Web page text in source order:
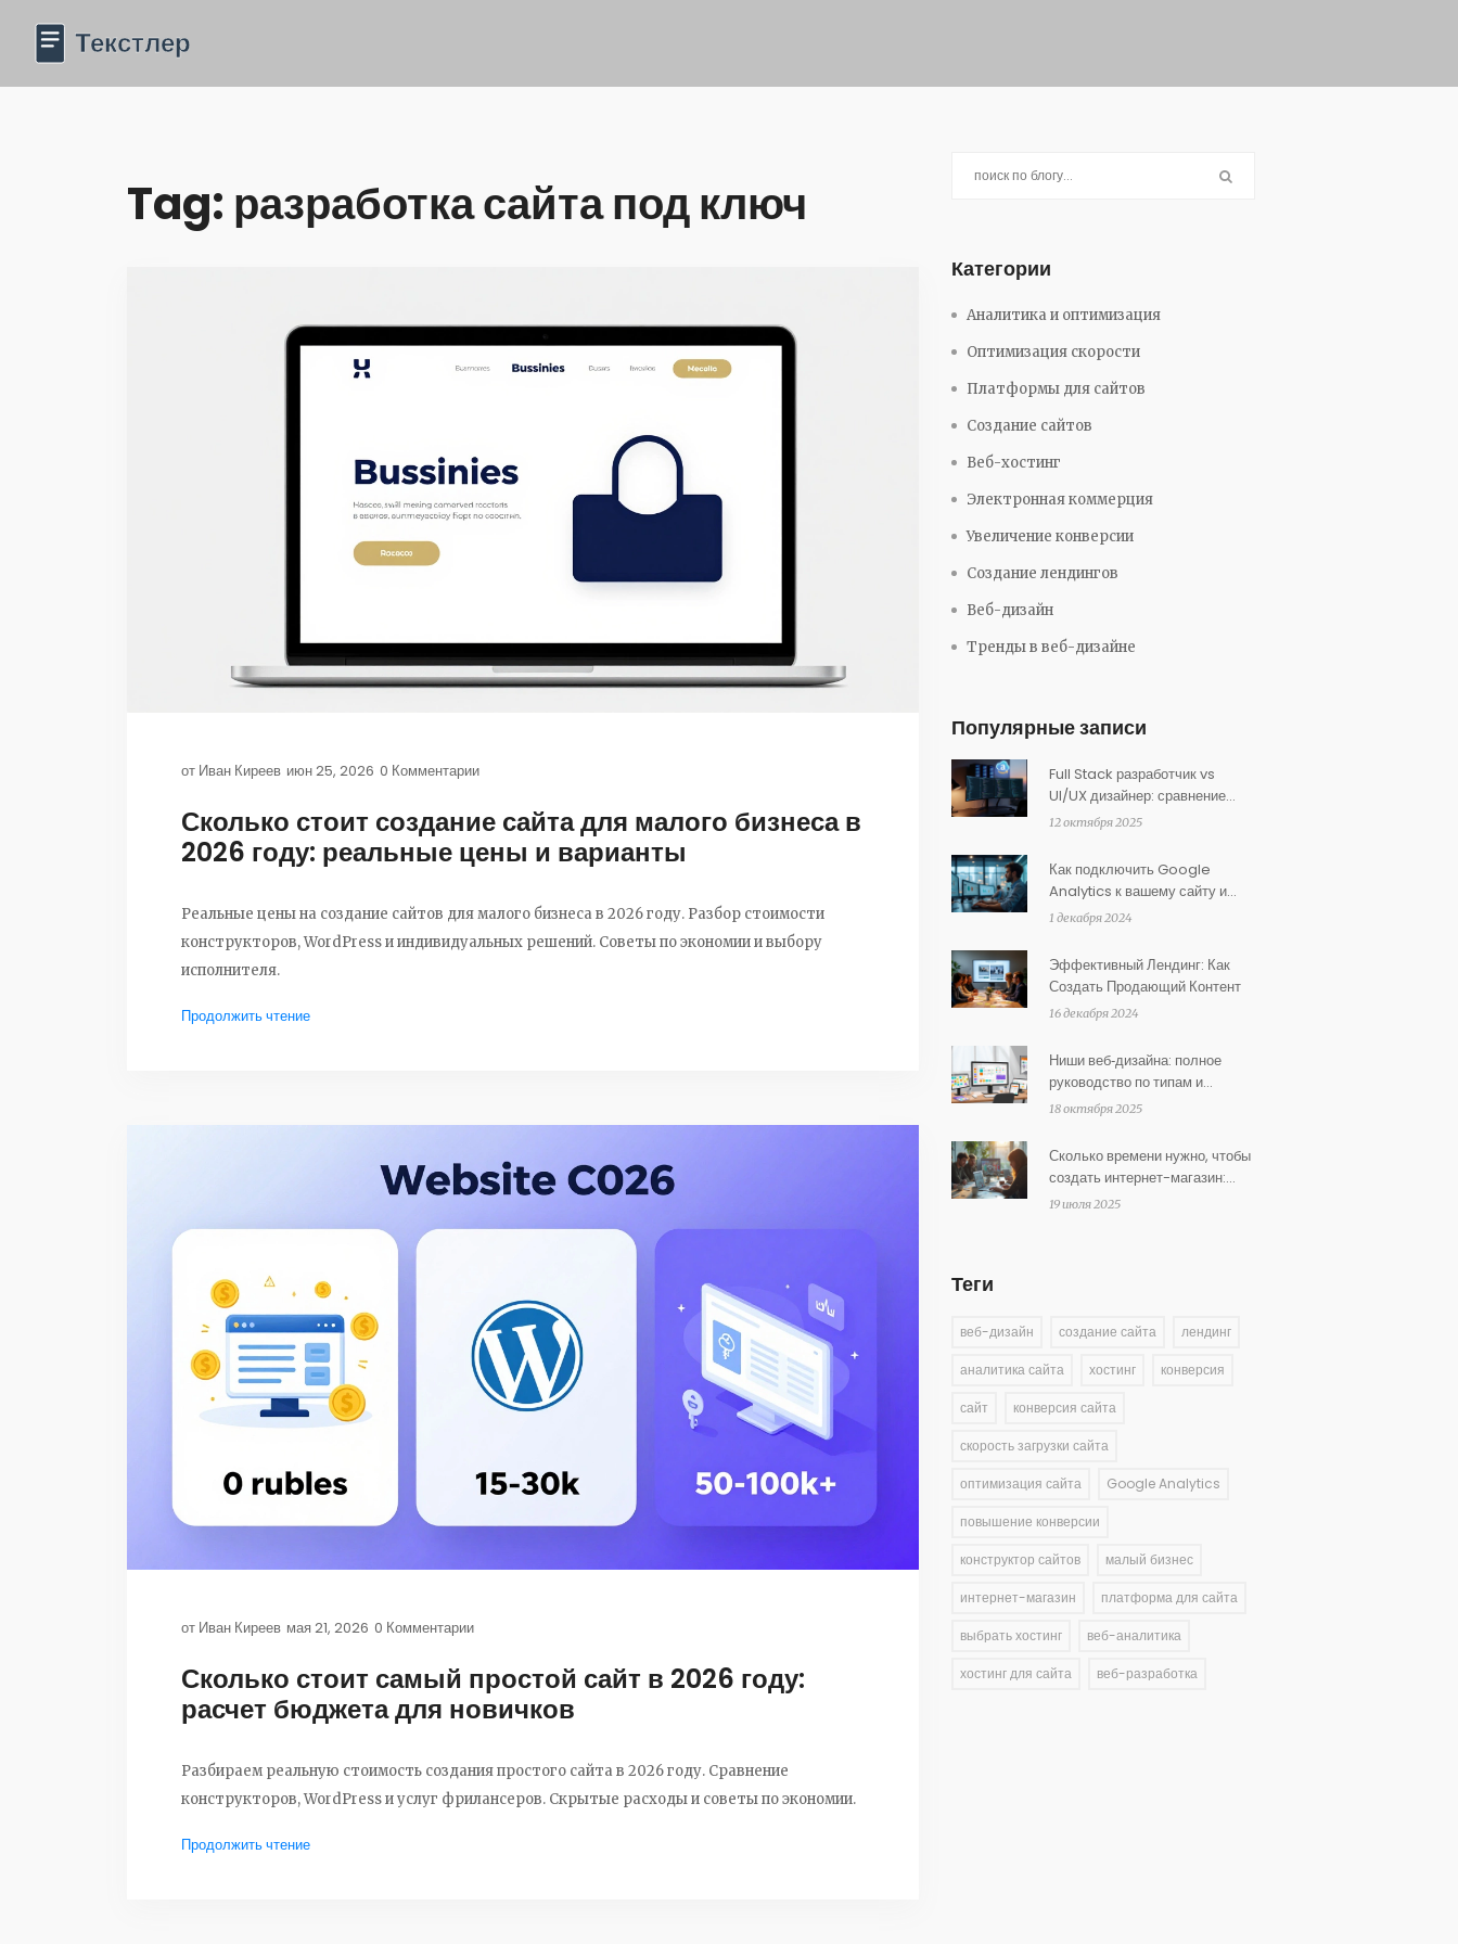
Tag: разработка сайта под ключ
от Иван Киреев июн 25, 2026 0 Комментарии
Сколько стоит создание сайта для малого бизнеса в
2026 году: реальные цены и варианты
Реальные цены на создание сайтов для малого бизнеса в 2026 году. Разбор стоимости
конструкторов, WordPress и индивидуальных решений. Советы по экономии и выбору
исполнителя.
Продолжить чтение
от Иван Киреев мая 21, 2026 0 Комментарии
Сколько стоит самый простой сайт в 2026 году:
расчет бюджета для новичков
Разбираем реальную стоимость создания простого сайта в 2026 году. Сравнение
конструкторов, WordPress и услуг фрилансеров. Скрытые расходы и советы по экономии.
Продолжить чтение
Категории
Аналитика и оптимизация
Оптимизация скорости
Платформы для сайтов
Создание сайтов
Веб-хостинг
Электронная коммерция
Увеличение конверсии
Создание лендингов
Веб-дизайн
Тренды в веб-дизайне
Популярные записи
Full Stack разработчик vs
UI/UX дизайнер: сравнение
ролей, задач и доходов
12 октября 2025
Как подключить Google
Analytics к вашему сайту и
улучшить анализ данных
1 декабря 2024
Эффективный Лендинг: Как
Создать Продающий Контент
16 декабря 2024
Ниши веб‑дизайна: полное
руководство по типам и
специализациям
18 октября 2025
Сколько времени нужно, чтобы
создать интернет-магазин:
сроки и этапы запуска
19 июля 2025
Теги
веб-дизайн создание сайта лендинг
аналитика сайта хостинг конверсия
сайт конверсия сайта
скорость загрузки сайта
оптимизация сайта Google Analytics
повышение конверсии
конструктор сайтов малый бизнес
интернет-магазин платформа для сайта
выбрать хостинг веб-аналитика
хостинг для сайта веб-разработка